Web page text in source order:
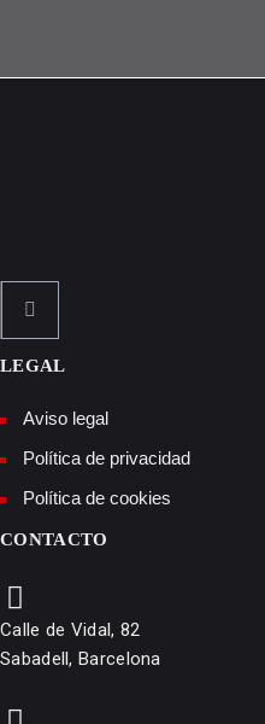
LEGAL
Aviso legal
Política de privacidad
Política de cookies
CONTACTO
Calle de Vidal, 82
Sabadell, Barcelona